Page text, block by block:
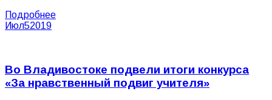
Подробнее
Июл52019
Во Владивостоке подвели итоги конкурса
«За нравственный подвиг учителя»